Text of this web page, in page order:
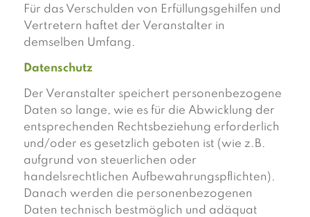
Für das Verschulden von Erfüllungsgehilfen und
Vertretern haftet der Veranstalter in
demselben Umfang.
Datenschutz
Der Veranstalter speichert personenbezogene
Daten so lange, wie es für die Abwicklung der
entsprechenden Rechtsbeziehung erforderlich
und/oder es gesetzlich geboten ist (wie z.B.
aufgrund von steuerlichen oder
handelsrechtlichen Aufbewahrungspflichten).
Danach werden die personenbezogenen
Daten technisch bestmöglich und adäquat